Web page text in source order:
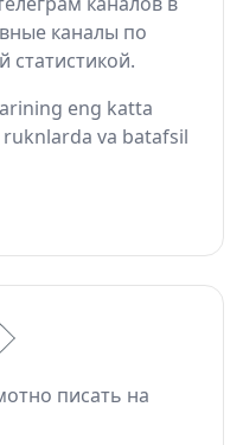
каналы по
статистикой.
eng katta
va batafsil
писать на